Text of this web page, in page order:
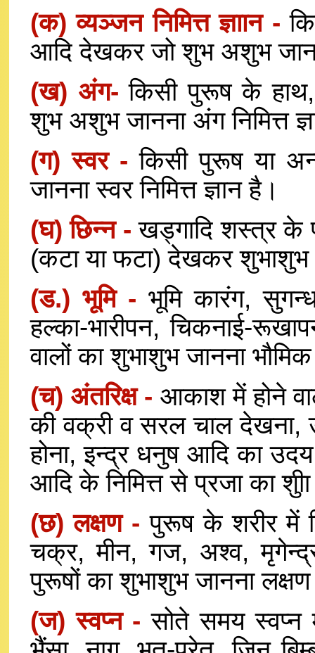
(क) व्यञ्जन निमित्त ज्ञाान -
आदि देखकर जो शुभ अशुभ जाना
(ख) अंग- किसी पुरूष के हाथ,
शुभ अशुभ जानना अंग निमित्त
(ग) स्वर - किसी पुरूष या
जानना स्वर निमित्त ज्ञान है।
(घ) छिन्न - खड्गादि शस्त्र के
(कटा या फटा) देखकर शुभाशुभ
(ड.) भूमि - भूमि कारंग,
हल्का-भारीपन, चिकनाई-
वालों का शुभाशुभ जानना भौमिक
(च) अंतरिक्ष - आकाश में होने
की वक्री व सरल चाल देखना,
होना, इन्द्र धनुष आदि का
आदि के निमित्त से प्रजा का
(छ) लक्षण - पुरूष के शरीर में
चक्र, मीन, गज, अश्व,
पुरूषों का शुभाशुभ जानना लक्षण
(ज) स्वप्न - सोते समय स्वप्न